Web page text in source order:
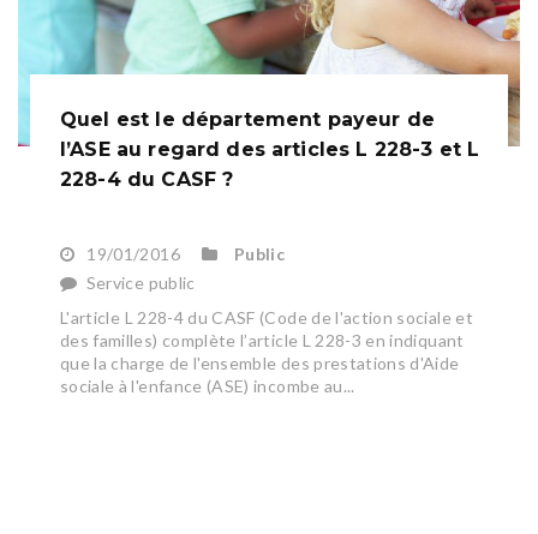
Quel est le département payeur de
l’ASE au regard des articles L 228-3 et L
228-4 du CASF ?
19/01/2016
Public
Service public
L'article L 228-4 du CASF (Code de l'action sociale et
des familles) complète l’article L 228-3 en indiquant
que la charge de l'ensemble des prestations d'Aide
sociale à l'enfance (ASE) incombe au...